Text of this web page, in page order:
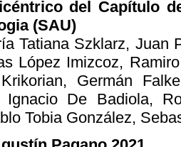
del Capítulo
(SAU)
Tatiana Szklarz, Juan
López Imizcoz,
Germán
Ignacio De Badiola,
Tobia González,